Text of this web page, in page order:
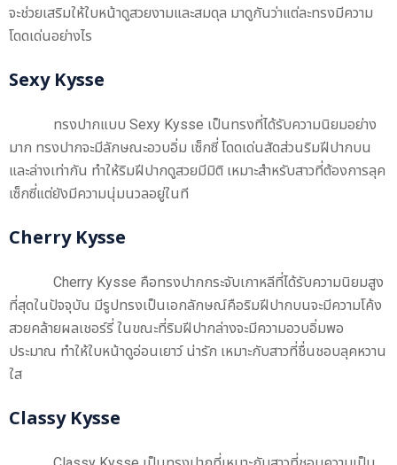
จะช่วยเสริมให้ใบหน้าดูสวยงามและสมดุล มาดูกันว่าแต่ละทรงมีความ
โดดเด่นอย่างไร
Sexy Kysse
ทรงปากแบบ Sexy Kysse เป็นทรงที่ได้รับความนิยมอย่าง
มาก ทรงปากจะมีลักษณะอวบอิ่ม เซ็กซี่ โดดเด่นสัดส่วนริมฝีปากบน
และล่างเท่ากัน ทำให้ริมฝีปากดูสวยมีมิติ เหมาะสำหรับสาวที่ต้องการลุค
เซ็กซี่แต่ยังมีความนุ่มนวลอยู่ในที
Cherry Kysse
Cherry Kysse คือทรงปากกระจับเกาหลีที่ได้รับความนิยมสูง
ที่สุดในปัจจุบัน มีรูปทรงเป็นเอกลักษณ์คือริมฝีปากบนจะมีความโค้ง
สวยคล้ายผลเชอร์รี่ ในขณะที่ริมฝีปากล่างจะมีความอวบอิ่มพอ
ประมาณ ทำให้ใบหน้าดูอ่อนเยาว์ น่ารัก เหมาะกับสาวที่ชื่นชอบลุคหวาน
ใส
Classy Kysse